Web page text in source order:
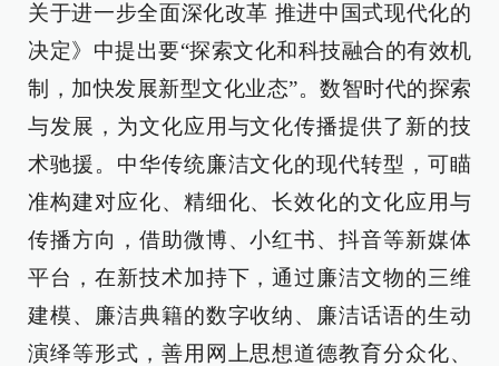
关于进一步全面深化改革 推进中国式现代化的
决定》中提出要“探索文化和科技融合的有效机
制，加快发展新型文化业态”。数智时代的探索
与发展，为文化应用与文化传播提供了新的技
术驰援。中华传统廉洁文化的现代转型，可瞄
准构建对应化、精细化、长效化的文化应用与
传播方向，借助微博、小红书、抖音等新媒体
平台，在新技术加持下，通过廉洁文物的三维
建模、廉洁典籍的数字收纳、廉洁话语的生动
演绎等形式，善用网上思想道德教育分众化、